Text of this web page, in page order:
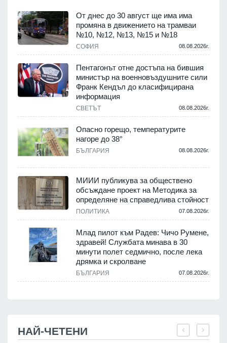
От днес до 30 август ще има има
промяна в движението на трамваи
№10, №12, №13, №15 и №18
СОФИЯ 08.08.2026г.
Пентагонът отне достъпа на бившия
министър на военновъздушните сили
Франк Кендъл до класифицирана
информация
СВЕТЪТ 08.08.2026г.
Опасно горещо, температурите
нагоре до 38°
БЪЛГАРИЯ 08.08.2026г.
МИИИ публикува за обществено
обсъждане проект на Методика за
определяне на справедлива стойност
ПОЛИТИКА 07.08.2026г.
Млад пилот към Радев: Чичо Румене,
здравей! Службата минава в 30
минути полет седмично, после лека
дрямка и скролване
БЪЛГАРИЯ 07.08.2026г.
НАЙ-ЧЕТЕНИ